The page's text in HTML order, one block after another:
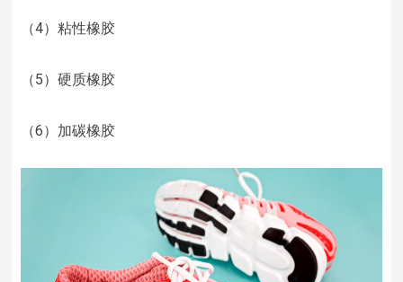
（4）粘性橡胶
（5）硬质橡胶
（6）加碳橡胶